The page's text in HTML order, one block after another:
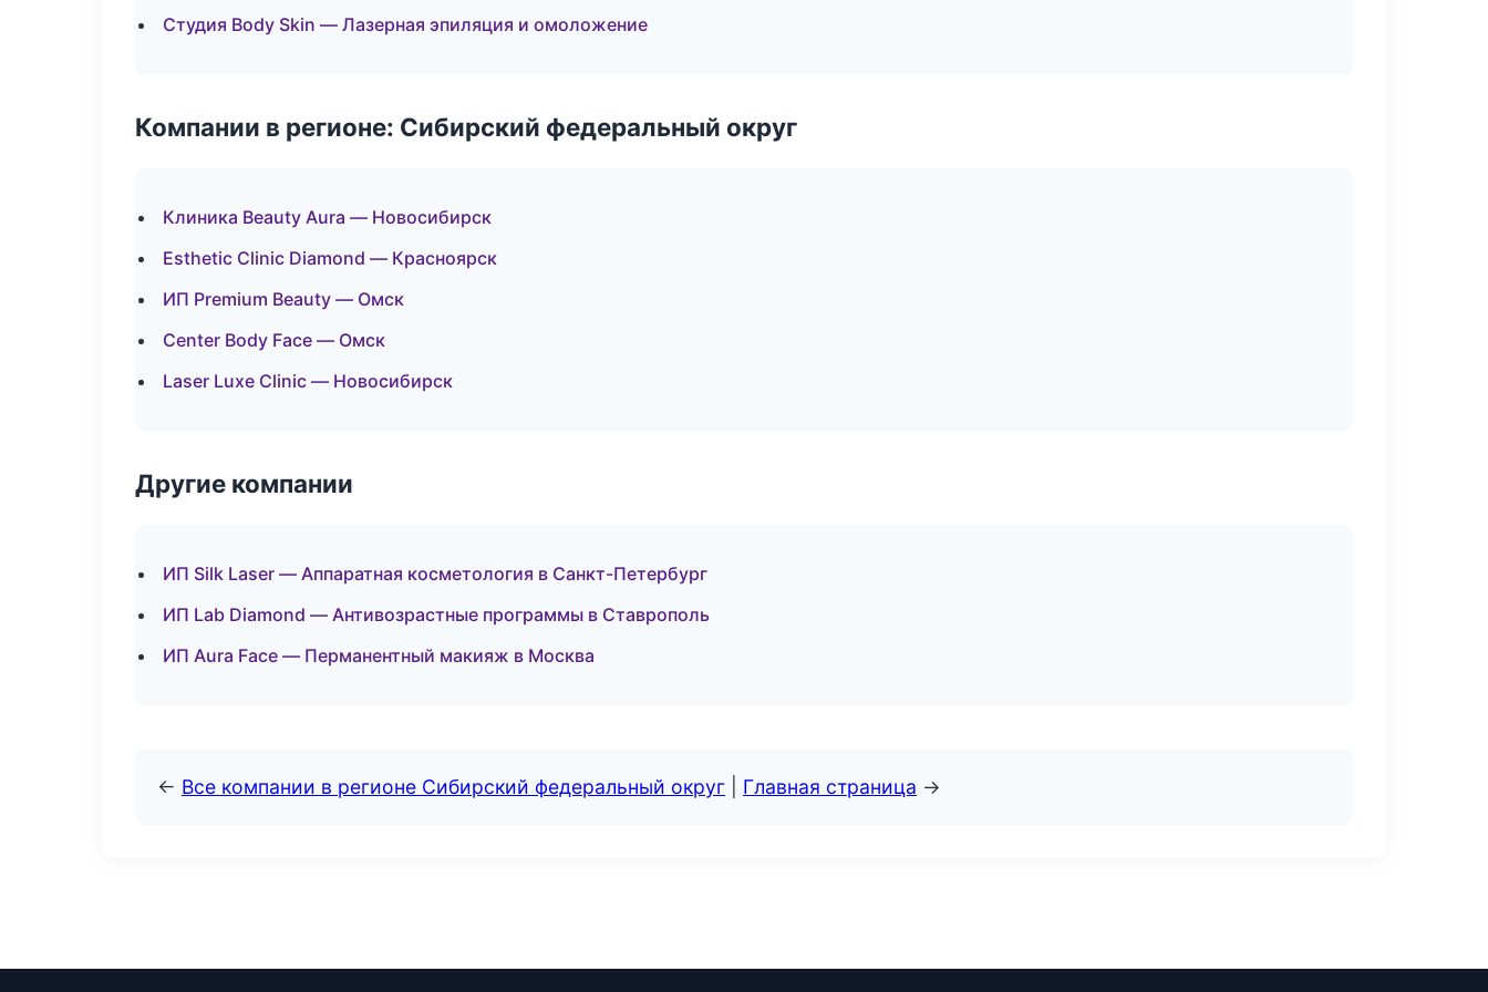
Студия Body Skin — Лазерная эпиляция и омоложение
Компании в регионе: Сибирский федеральный округ
Клиника Beauty Aura — Новосибирск
Esthetic Clinic Diamond — Красноярск
ИП Premium Beauty — Омск
Center Body Face — Омск
Laser Luxe Clinic — Новосибирск
Другие компании
ИП Silk Laser — Аппаратная косметология в Санкт-Петербург
ИП Lab Diamond — Антивозрастные программы в Ставрополь
ИП Aura Face — Перманентный макияж в Москва
← Все компании в регионе Сибирский федеральный округ Главная страница →